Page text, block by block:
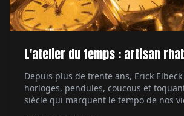
L'atelier du temps : artisan
Depuis plus de trente ans, Erick
horloges, pendules, coucous et
siècle qui marquent le tempo de nos